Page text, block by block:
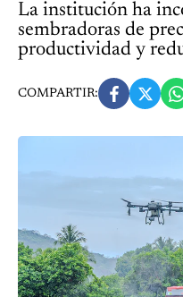
La institución ha
sembradoras de
productividad y
COMPARTIR: